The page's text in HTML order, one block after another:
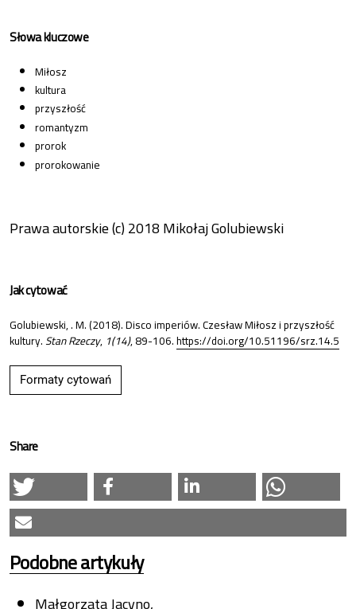
Słowa kluczowe
Miłosz
kultura
przyszłość
romantyzm
prorok
prorokowanie
Prawa autorskie (c) 2018 Mikołaj Golubiewski
Jak cytować
Golubiewski, . M. (2018). Disco imperiów. Czesław Miłosz i przyszłość
kultury.Stan Rzeczy, 1(14), 89-106.https://doi.org/10.51196/srz.14.5
Formaty cytowań
Share
Podobne artykuły
Małgorzata Jacyno,